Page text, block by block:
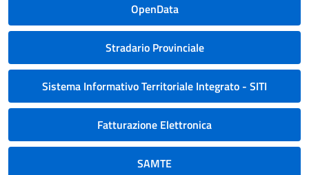
OpenData
Stradario Provinciale
Sistema Informativo Territoriale Integrato - SITI
Fatturazione Elettronica
SAMTE